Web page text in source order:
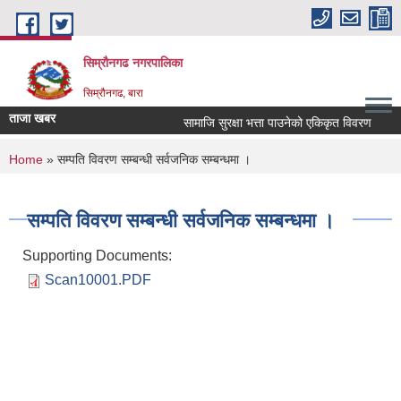
Skip to main content
सिम्रौनगढ नगरपालिका
सिम्रौनगढ, बारा
ताजा खबर सामाजि सुरक्षा भत्ता पाउनेको एकिकृत विवरण
You are here
Home » सम्पति विवरण सम्बन्धी सर्वजनिक सम्बन्धमा ।
सम्पति विवरण सम्बन्धी सर्वजनिक सम्बन्धमा ।
Supporting Documents:
Scan10001.PDF